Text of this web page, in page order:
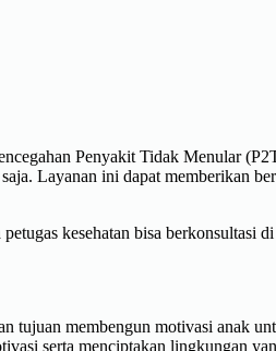
Penyakit Tidak Menular
Layanan ini dapat memberikan
petugas kesehatan bisa
tujuan membengun motivasi anak
serta menciptakan lingkungan